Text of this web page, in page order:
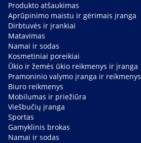
Produkto atšaukimas
Aprūpinimo maistu ir gėrimais įranga
Dirbtuvės ir įrankiai
Matavimas
Namai ir sodas
Kosmetiniai poreikiai
Ūkio ir žemės ūkio reikmenys ir įranga
Pramoninio valymo įranga ir reikmenys
Biuro reikmenys
Mobilumas ir priežiūra
Viešbučių įranga
Sportas
Gamyklinis brokas
Namai ir sodas